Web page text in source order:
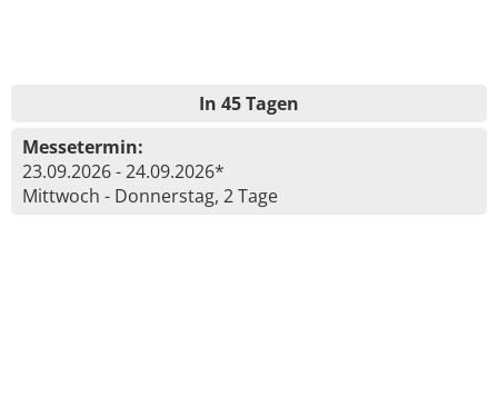
In 45 Tagen
Messetermin:
23.09.2026 - 24.09.2026*
Mittwoch - Donnerstag, 2 Tage